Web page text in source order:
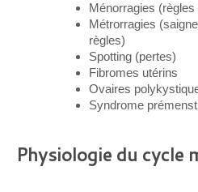
Ménorragies (règles
Métrorragies
règles)
Spotting (pertes)
Fibromes utérins
Ovaires
Syndrome
Physiologie du cycle